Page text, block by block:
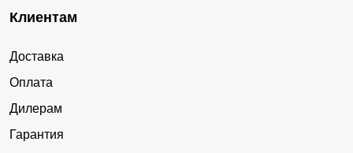
Клиентам
Доставка
Оплата
Дилерам
Гарантия